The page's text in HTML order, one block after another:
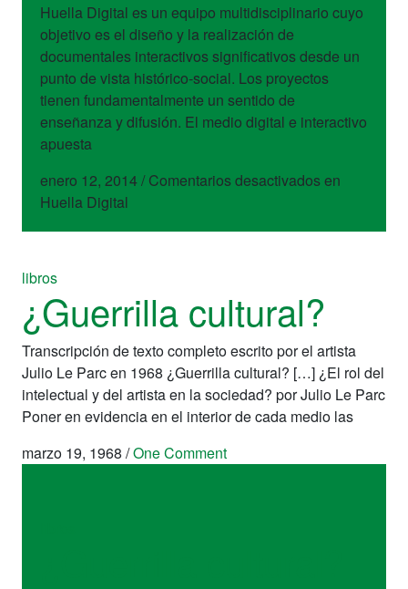
Huella Digital es un equipo multidisciplinario cuyo
objetivo es el diseño y la realización de
documentales interactivos significativos desde un
punto de vista histórico-social. Los proyectos
tienen fundamentalmente un sentido de
enseñanza y difusión. El medio digital e interactivo
apuesta
enero 12, 2014/ Comentarios desactivadosen
Huella Digital
libros
¿Guerrilla cultural?
Transcripción de texto completo escrito por el artista
Julio Le Parc en 1968 ¿Guerrilla cultural? […] ¿El rol del
intelectual y del artista en la sociedad? por Julio Le Parc
Poner en evidencia en el interior de cada medio las
marzo 19, 1968 /One Comment